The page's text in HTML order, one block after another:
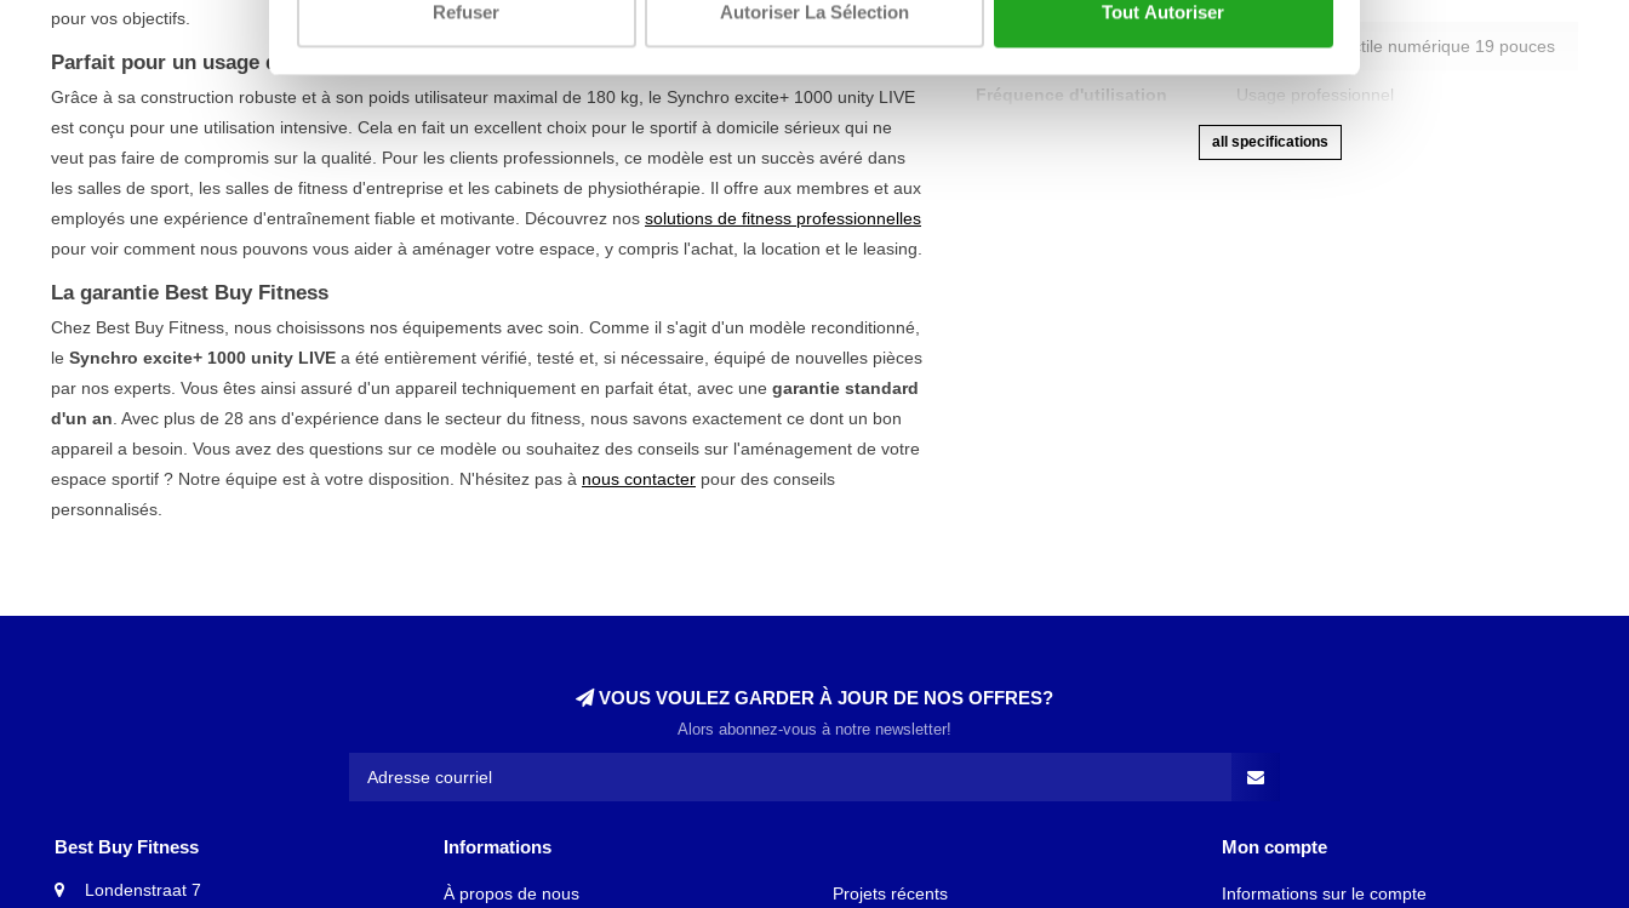
Refuser Autoriser La Sélection Tout Autoriser
pour vos objectifs.
Parfait pour un usage domestique et professionnel
Grâce à sa construction robuste et à son poids utilisateur maximal de 180 kg, le Synchro excite+ 1000 unity LIVE
est conçu pour une utilisation intensive. Cela en fait un excellent choix pour le sportif à domicile sérieux qui ne
veut pas faire de compromis sur la qualité. Pour les clients professionnels, ce modèle est un succès avéré dans
les salles de sport, les salles de fitness d'entreprise et les cabinets de physiothérapie. Il offre aux membres et aux
employés une expérience d'entraînement fiable et motivante. Découvrez nos solutions de fitness professionnelles
pour voir comment nous pouvons vous aider à aménager votre espace, y compris l'achat, la location et le leasing.
La garantie Best Buy Fitness
Chez Best Buy Fitness, nous choisissons nos équipements avec soin. Comme il s'agit d'un modèle reconditionné,
le Synchro excite+ 1000 unity LIVE a été entièrement vérifié, testé et, si nécessaire, équipé de nouvelles pièces
par nos experts. Vous êtes ainsi assuré d'un appareil techniquement en parfait état, avec une garantie standard
d'un an . Avec plus de 28 ans d'expérience dans le secteur du fitness, nous savons exactement ce dont un bon
appareil a besoin. Vous avez des questions sur ce modèle ou souhaitez des conseils sur l'aménagement de votre
espace sportif ? Notre équipe est à votre disposition. N'hésitez pas à nous contacter pour des conseils
personnalisés.
Affichage Unity : écran tactile numérique 19 pouces
Fréquence d'utilisation Usage professionnel
all specifications
VOUS VOULEZ GARDER À JOUR DE NOS OFFRES?
Alors abonnez-vous à notre newsletter!
Best Buy Fitness
Londenstraat 7
Informations
À propos de nous Projets récents
Mon compte
Informations sur le compte